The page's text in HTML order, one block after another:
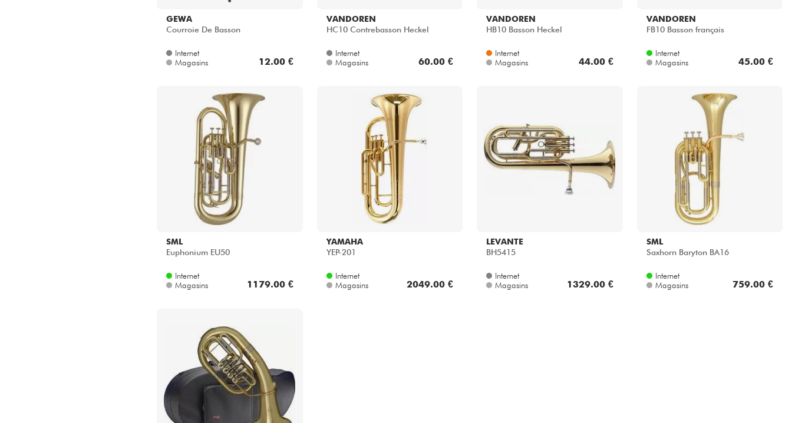
GEWA
Courroie De Basson
Internet
Magasins
12.00 €
VANDOREN
HC10 Contrebasson Heckel
Internet
Magasins
60.00 €
VANDOREN
HB10 Basson Heckel
Internet
Magasins
44.00 €
VANDOREN
FB10 Basson français
Internet
Magasins
45.00 €
SML
Euphonium EU50
Internet
Magasins
1179.00 €
YAMAHA
YEP-201
Internet
Magasins
2049.00 €
LEVANTE
BH5415
Internet
Magasins
1329.00 €
SML
Saxhorn Baryton BA16
Internet
Magasins
759.00 €